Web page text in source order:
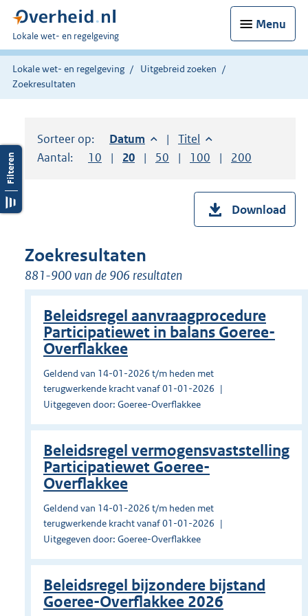
Menu
U
bent
hier:
Lokale wet- en regelgeving
Lokale wet- en regelgeving
Uitgebreid zoeken
Zoekresultaten
Sorteer op: Sorteer op:
Datum aflopendSorteer op:
Titel oplopend
Aantal:
Toon
10 resultaten per pagina
Toon
20 resultaten per pagina
Toon
50 resultaten per pagina
Toon
100 resultaten per
Toon
200
Download
Zoekresultaten
881-900 van de 906 resultaten
Beleidsregel aanvraagprocedure
Participatiewet in balans Goeree-
Overflakkee
Geldend van 14-01-2026 t/m heden met
terugwerkende kracht vanaf 01-01-2026
Uitgegeven door: Goeree-Overflakkee
Beleidsregel vermogensvaststelling
Participatiewet Goeree-
Overflakkee
Geldend van 14-01-2026 t/m heden met
terugwerkende kracht vanaf 01-01-2026
Uitgegeven door: Goeree-Overflakkee
Beleidsregel bijzondere bijstand
Goeree-Overflakkee 2026